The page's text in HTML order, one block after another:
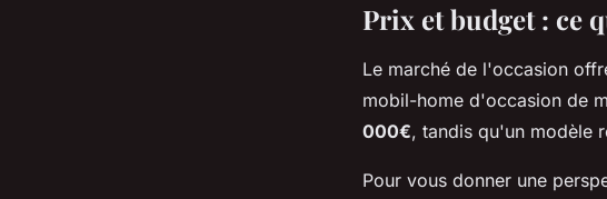
Prix et budget : ce
Le marché de l'occasion
mobil-home d'occasion de
000€, tandis qu'un modèle
Pour vous donner une